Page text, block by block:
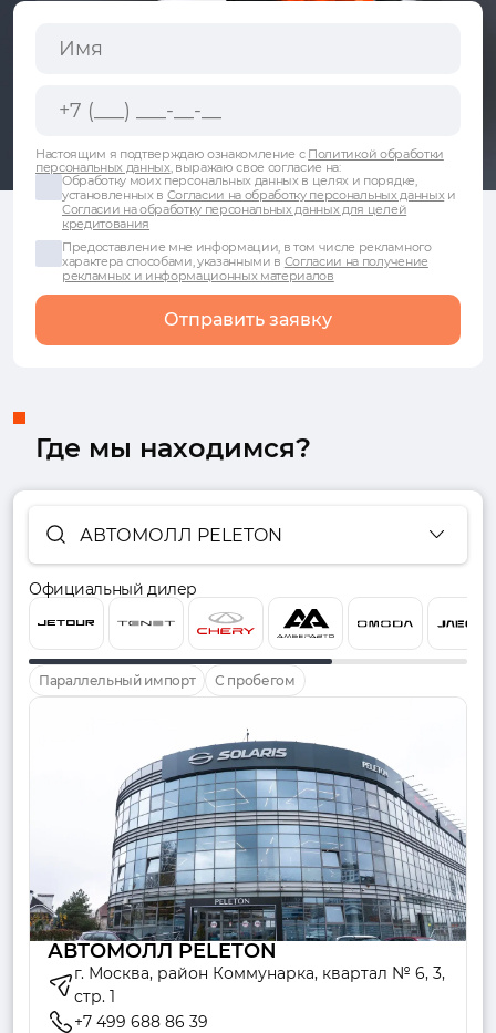
Настоящим я подтверждаю ознакомление с Политикой обработки
персональных данных, выражаю свое согласие на:
Обработку моих персональных данных в целях и порядке,
установленных в Согласии на обработку персональных данныхи
Согласии на обработку персональных данных для целей
кредитования
Предоставление мне информации, в том числе рекламного
характера способами, указанными в Согласии на получение
рекламных и информационных материалов
Отправить заявку
Где мы находимся?
АВТОМОЛЛ PELETON
Официальный дилер
Параллельный импорт С пробегом
АВТОМОЛЛ PELETON
г. Москва, район Коммунарка, квартал № 6, 3,
стр. 1
+7 499 688 86 39